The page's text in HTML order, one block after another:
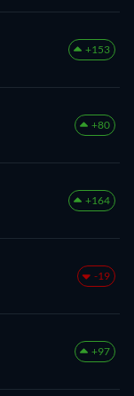
+153
+80
+164
-19
+97